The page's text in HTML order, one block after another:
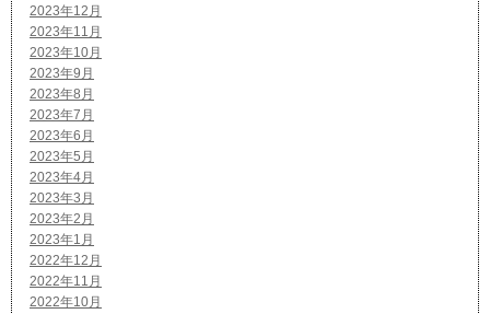
2023年12月
2023年11月
2023年10月
2023年9月
2023年8月
2023年7月
2023年6月
2023年5月
2023年4月
2023年3月
2023年2月
2023年1月
2022年12月
2022年11月
2022年10月